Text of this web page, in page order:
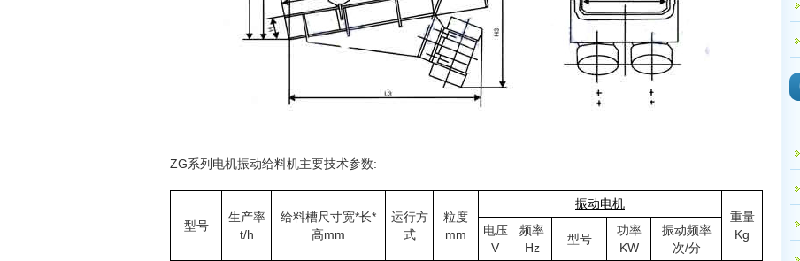
ZG系列电机振动给料机主要技术参数:
型号
生产率
t/h
给料槽尺寸宽*长*
高mm
运行方
式
粒度
mm
振动电机
重量
Kg
电压
V
频率
Hz
型号
功率
KW
振动频率
次/分